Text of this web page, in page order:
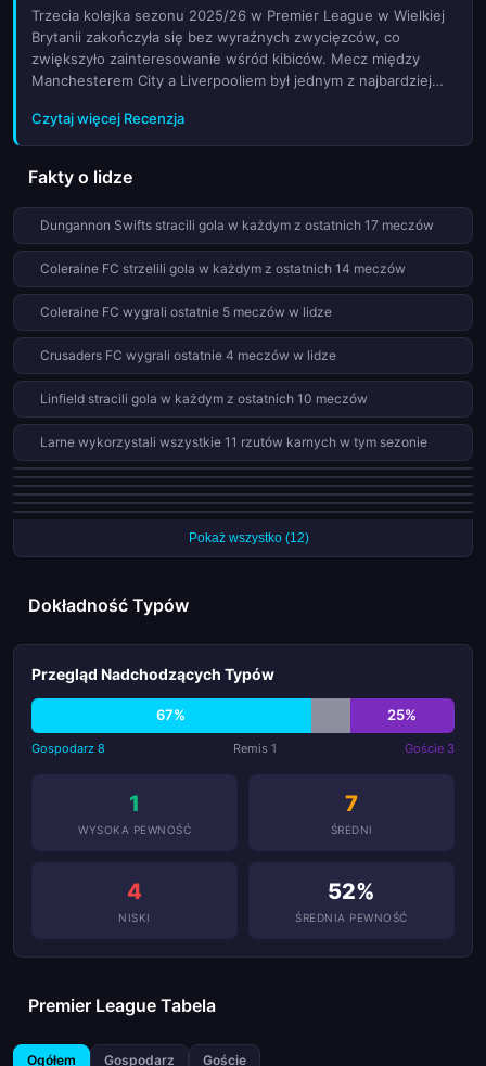
również prognoz ekspertów oraz zestawienia najlepszych
strzelców i asystentów sezonu. Czy któryś z faworytów
obroni tytuł, czy może dojdzie do sensacyjnej przebudowy
tabeli? Wszystko to dowiecie się z naszego szczegółowego
Trzecia kolejka sezonu 2025/26 w Premier League w Wielkiej
Brytanii zakończyła się bez wyraźnych zwycięzców, co
zwiększyło zainteresowanie wśród kibiców. Mecz między
Manchesterem City a Liverpooliem był jednym z najbardziej
przeciwników, pokonując Burnley 3-1. Warto też wspomnieć o
nieprzewidzianym zwycięstwie Southampton nad Everton.
Kolejka była pełna niespodzianek i emocji dla fanów piłki
nożnej.
Czytaj więcej Recenzja
Fakty o lidze
Dungannon Swifts stracili gola w każdym z ostatnich 17 meczów
Coleraine FC strzelili gola w każdym z ostatnich 14 meczów
Coleraine FC wygrali ostatnie 5 meczów w lidze
Crusaders FC wygrali ostatnie 4 meczów w lidze
Linfield stracili gola w każdym z ostatnich 10 meczów
Larne wykorzystali wszystkie 11 rzutów karnych w tym sezonie
Carrick Rangers strzelili gola w każdym z ostatnich 8 meczów
Larne zachowali czyste konto w 3 kolejnych meczach
Bangor nie wygrali od 5 meczów w lidze
Glenavon FC nie wygrali od 5 meczów w lidze
Crusaders FC strzelili gola w każdym z ostatnich 6 meczów
Pokaż wszystko (12)
Dokładność Typów
Przegląd Nadchodzących Typów
67% 25%
Gospodarz 8 Remis 1 Goście 3
1
WYSOKA PEWNOŚĆ
7
ŚREDNI
4
NISKI
52%
ŚREDNIA PEWNOŚĆ
Premier League Tabela
Ogółem Gospodarz Goście